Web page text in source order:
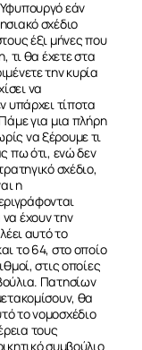
εάν
σχέδιο
έξι μήνες που
τι θα έχετε στα
την κυρία
να
υπάρχει τίποτα
για μια πλήρη
να ξέρουμε τι
πω ότι, ενώ δεν
σχέδιο,
η
έχουν την
αυτό το
το 64, στο οποίο
στις οποίες
Πατησίων
θα
το νομοσχέδιο
τους
συμβούλιο